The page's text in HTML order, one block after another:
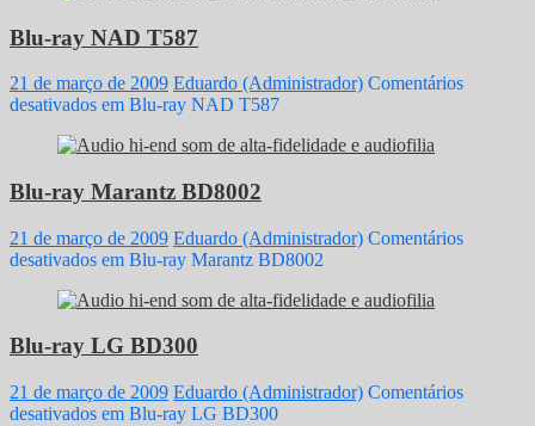
Blu-ray NAD T587
21 de março de 2009 Eduardo (Administrador) Comentários
desativados em Blu-ray NAD T587
Blu-ray Marantz BD8002
21 de março de 2009 Eduardo (Administrador) Comentários
desativados em Blu-ray Marantz BD8002
Blu-ray LG BD300
21 de março de 2009 Eduardo (Administrador) Comentários
desativados em Blu-ray LG BD300